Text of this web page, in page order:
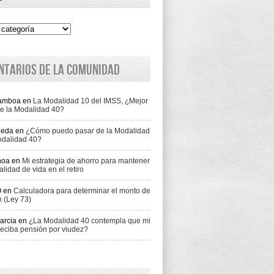
de la comunidad
en La Modalidad 10 del IMSS, ¿Mejor
la Modalidad 40?
en ¿Cómo puedo pasar de la Modalidad
40?
en Mi estrategia de ahorro para mantener
de vida en el retiro
en Calculadora para determinar el monto de
(Ley 73)
en ¿La Modalidad 40 contempla que mi
pensión por viudez?